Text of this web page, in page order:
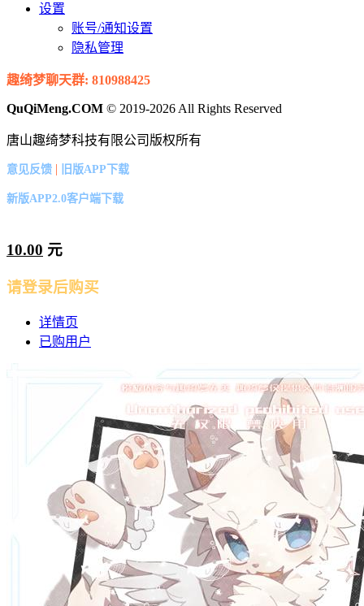
设置
账号/通知设置
隐私管理
趣绮梦聊天群: 810988425
QuQiMeng.COM © 2019-2026 All Rights Reserved
唐山趣绮梦科技有限公司版权所有
意见反馈 | 旧版APP下载
新版APP2.0客户端下载
10.00 元
请登录后购买
详情页
已购用户